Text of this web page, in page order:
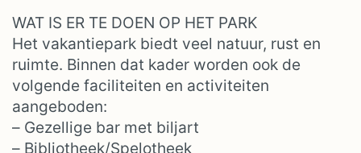
WAT IS ER TE DOEN OP HET PARK
Het vakantiepark biedt veel natuur, rust en
ruimte. Binnen dat kader worden ook de
volgende faciliteiten en activiteiten
aangeboden:
– Gezellige bar met biljart
– Bibliotheek/Spelotheek